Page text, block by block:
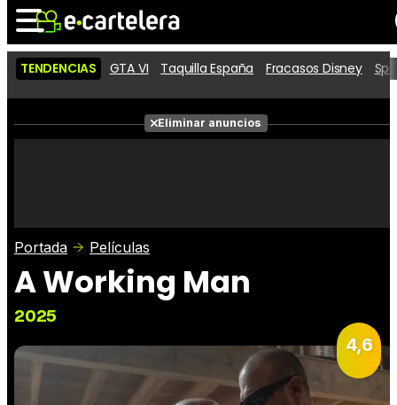
Noticias Cartelera
Películas
Críticas
TENDENCIAS GTA VI Taquilla España Fracasos Disney
Eliminar anuncios
Portada Películas
A Working Man
2025
4,6